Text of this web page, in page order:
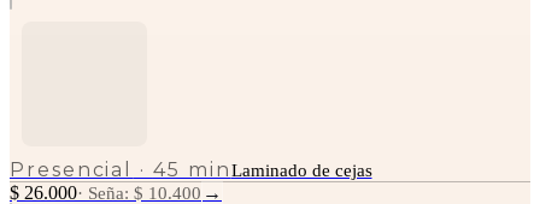
Presencial · 45 minLaminado de cejas
$ 26.000· Seña: $ 10.400 →